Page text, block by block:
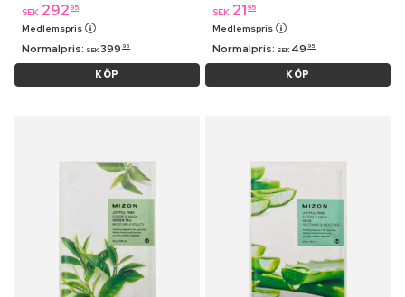
SEK 292 95
Medlemspris
Normalpris: SEK 399 95
KÖP
SEK 21 95
Medlemspris
Normalpris: SEK 49 95
KÖP